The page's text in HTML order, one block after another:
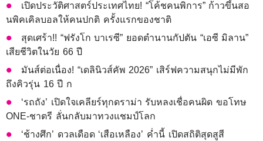
เปิดประวัติศาสตร์ประเทศไทย! “โค้ชคนพิการ” ก้าวขึ้นสอ
นพิคเคิลบอลให้คนปกติ ครั้งแรกของชาติ
สุดเศร้า!! “ฟรังโก บาเรซี” ยอดตำนานกัปตัน “เอซี มิลาน”
เสียชีวิตในวัย 66 ปี
มันส์ต่อเนื่อง! “เดลินิวส์คัพ 2026” เสิร์ฟความสนุกไม่มีพัก
ถึงคิวรุ่น 16 ปี ก
‘รถถัง’ เปิดใจเคลียร์ทุกดราม่า รับหลงเชื่อคนผิด ขอโทษ
ONE-ชาตรี ลั่นกลับมาทวงแชมป์โลก
‘ช้างศึก’ ดวลเดือด ‘เสือเหลือง’ ค่ำนี้ เปิดสถิติสุดสูสี